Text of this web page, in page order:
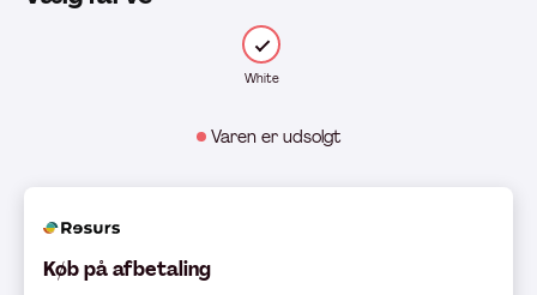
Varen er udsolgt
White
Køb på afbetaling